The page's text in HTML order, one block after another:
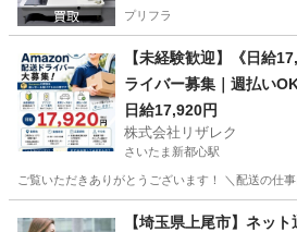
プリフラ
【未経験歓迎】《日給
ライバー募集｜週払い
日給17,920円
株式会社リザレク
さいたま新都心駅
ご覧いただきありがとうございます！ ＼配送の仕
さいたま市 さいたま新都心駅
【埼玉県上尾市】ネッ